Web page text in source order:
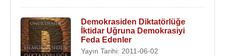
Demokrasiden Diktatörlüğe
İktidar Uğruna Demokrasiyi
Feda Edenler
Yayın Tarihi: 2011-06-02